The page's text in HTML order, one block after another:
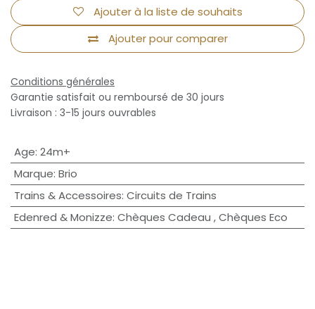
Ajouter pour comparer
Ajouter à la liste de souhaits
Conditions générales
Garantie satisfait ou remboursé de 30 jours
Livraison : 3-15 jours ouvrables
Age: 24m+
Marque: Brio
Trains & Accessoires: Circuits de Trains
Edenred & Monizze: Chèques Cadeau ,Chèques Eco